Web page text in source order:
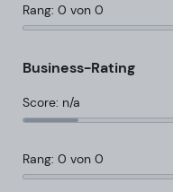
Rang: 0 von 0
Business-Rating
Score: n/a
Rang: 0 von 0